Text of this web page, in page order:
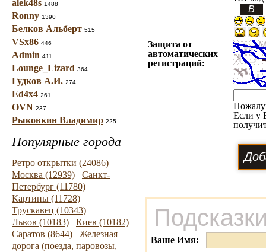
alek48s 1488
Ronny 1390
Белков Альберт 515
VSx86 446
Admin 411
Lounge_Lizard 364
Гудков А.И. 274
Ed4x4 261
OVN 237
Рыковкин Владимир 225
Популярные города
Ретро открытки (24086)
Москва (12939)
Санкт-
Петербург (11780)
Картины (11728)
Трускавец (10343)
Львов (10183)
Киев (10182)
Саратов (8644)
Железная
дорога (поезда, паровозы,
Защита от
автоматических
регистраций:
Если у
Ваше Имя: